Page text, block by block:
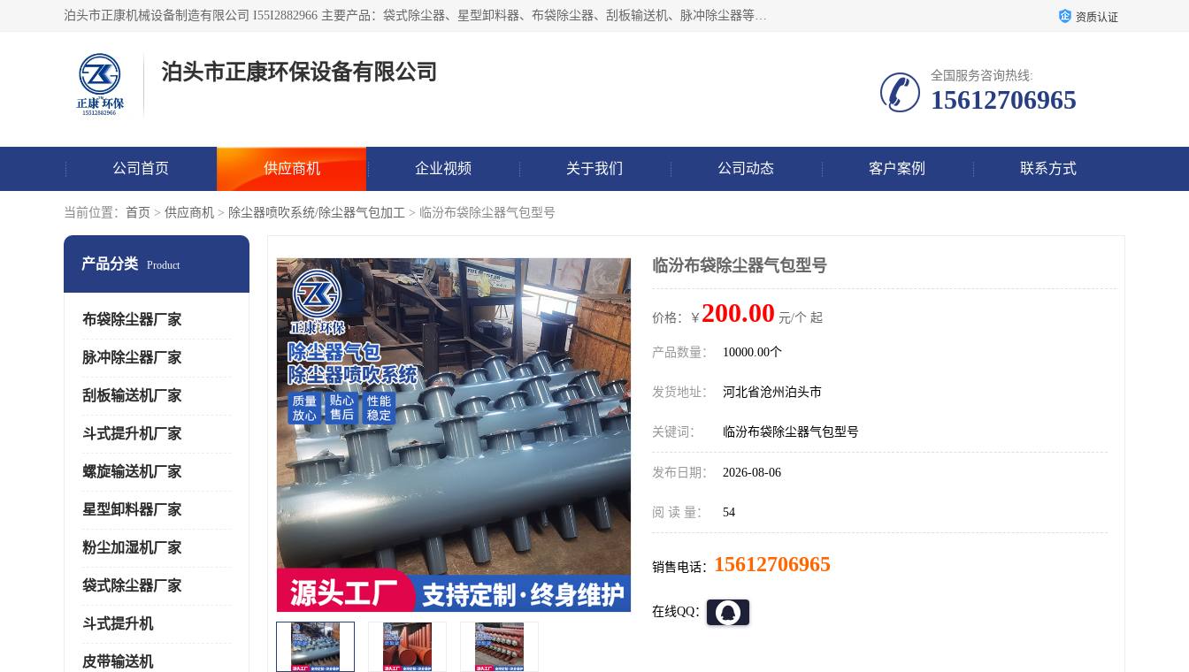
泊头市正康机械设备制造有限公司 I55I2882966 主要产品：袋式除尘器、星型卸料器、布袋除尘器、刮板输送机、脉冲除尘器等产品厂家。公司拥有研发人才和技术专员，有丰厚的物质资源和人力资源，公司结合客户现场使用要求采用计算机辅助制图，并根据客户的需求为之选型，提供有限的设计方案，以满足客户的使用需求。I56I27O6965 资质认证
泊头市正康环保设备有限公司 全国服务咨询热线:
15612706965
公司首页 供应商机 企业视频 关于我们 公司动态 客户案例 联系方式
当前位置： 首页 > 供应商机 > 除尘器喷吹系统/除尘器气包加工 > 临汾布袋除尘器气包型号
产品分类 Product
布袋除尘器厂家
脉冲除尘器厂家
刮板输送机厂家
斗式提升机厂家
螺旋输送机厂家
星型卸料器厂家
粉尘加湿机厂家
袋式除尘器厂家
斗式提升机
皮带输送机
临汾布袋除尘器气包型号
价格：￥ 200.00 元/个 起
产品数量： 10000.00个
发货地址： 河北省沧州泊头市
关键词： 临汾布袋除尘器气包型号
发布日期： 2026-08-06
阅 读 量： 54
销售电话： 15612706965
在线QQ：